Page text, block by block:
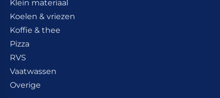
Klein materiaal
Koelen & vriezen
Koffie & thee
Pizza
RVS
Vaatwassen
Overige